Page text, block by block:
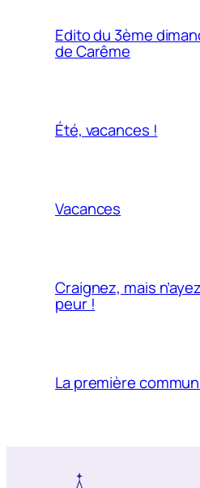
Edito du 3ème
de Carême
Été, vacances !
Vacances
Craignez, mais
peur !
La première